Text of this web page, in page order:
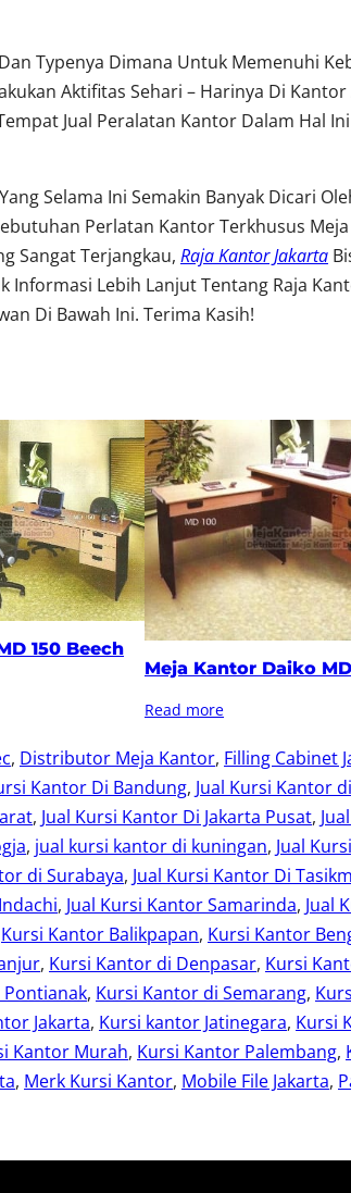
Typenya Dimana Untuk Memenuhi
Aktifitas Sehari – Harinya Di
Jual Peralatan Kantor Dalam Hal
Selama Ini Semakin Banyak Dicari
Perlatan Kantor Terkhusus
Sangat Terjangkau, Raja Kantor Jakarta
Lebih Lanjut Tentang Raja
Di Bawah Ini. Terima Kasih!
150 Beech
Meja Kantor Daiko
Read more
, Distributor Meja Kantor, Filling Cabinet
Kantor Di Bandung, Jual Kursi Kantor
, Jual Kursi Kantor Di Jakarta Pusat,
, jual kursi kantor di kuningan, Jual
di Surabaya, Jual Kursi Kantor Di
, Jual Kursi Kantor Samarinda, Jual
Kursi Kantor Balikpapan, Kursi Kantor
, Kursi Kantor di Denpasar, Kursi
, Kursi Kantor di Semarang,
Jakarta, Kursi kantor Jatinegara, Kursi
Kantor Murah, Kursi Kantor Palembang,
, Merk Kursi Kantor, Mobile File Jakarta,